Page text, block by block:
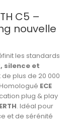
C5 –
nouvelle
les standards
silence et
plus de 20 000
ECE
plug & play
. Idéal pour
et de sérénité